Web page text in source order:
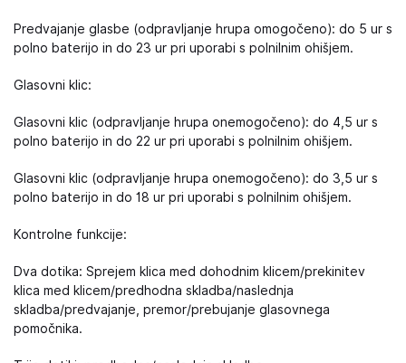
Predvajanje glasbe (odpravljanje hrupa omogočeno): do 5 ur s
polno baterijo in do 23 ur pri uporabi s polnilnim ohišjem.
Glasovni klic:
Glasovni klic (odpravljanje hrupa onemogočeno): do 4,5 ur s
polno baterijo in do 22 ur pri uporabi s polnilnim ohišjem.
Glasovni klic (odpravljanje hrupa onemogočeno): do 3,5 ur s
polno baterijo in do 18 ur pri uporabi s polnilnim ohišjem.
Kontrolne funkcije:
Dva dotika: Sprejem klica med dohodnim klicem/prekinitev
klica med klicem/predhodna skladba/naslednja
skladba/predvajanje, premor/prebujanje glasovnega
pomočnika.